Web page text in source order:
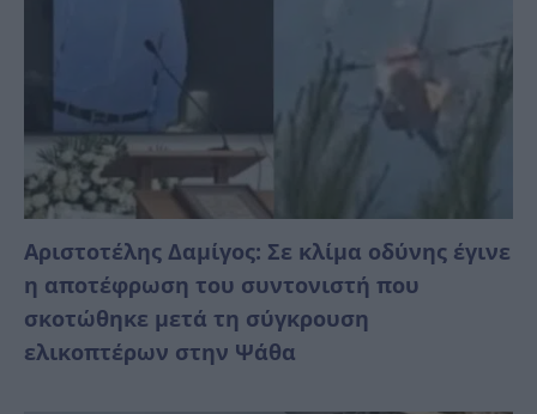
Αριστοτέλης Δαμίγος: Σε κλίμα οδύνης έγινε
η αποτέφρωση του συντονιστή που
σκοτώθηκε μετά τη σύγκρουση
ελικοπτέρων στην Ψάθα